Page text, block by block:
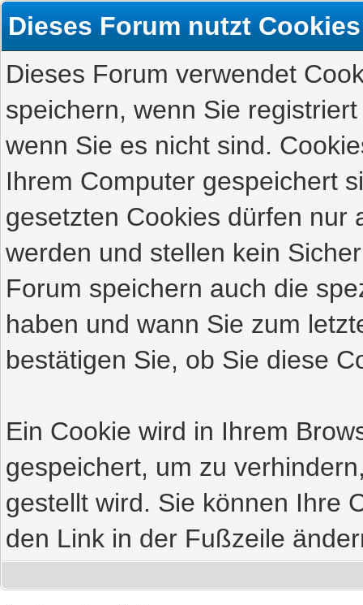
Dieses Forum nutzt Cookies
Dieses Forum verwendet
speichern, wenn Sie
wenn Sie es nicht sind.
Ihrem Computer gespeichert
gesetzten Cookies dürfen nur
werden und stellen kein
Forum speichern auch die
haben und wann Sie zum
bestätigen Sie, ob Sie diese
Ein Cookie wird in Ihrem
gespeichert, um zu
gestellt wird. Sie können Ihre
den Link in der Fußzeile